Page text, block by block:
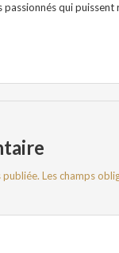
qui
publiée. Les champs